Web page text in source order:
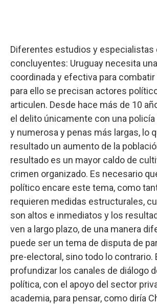
Diferentes estudios y especialistas
concluyentes: Uruguay necesita
coordinada y efectiva para combatir
para ello se precisan actores
articulen. Desde hace más de 10
el delito únicamente con una
y numerosa y penas más largas, lo
resultado un aumento de la
resultado es un mayor caldo de
crimen organizado. Es necesario
político encare este tema, como
requieren medidas estructurales,
son altos e inmediatos y los
ven a largo plazo, de una manera
puede ser un tema de disputa de
pre-electoral, sino todo lo contrario.
profundizar los canales de diálogo
política, con el apoyo del sector
academia, para pensar, como diría